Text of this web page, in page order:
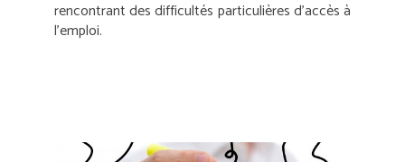
rencontrant des difficultés particulières d’accès à
l’emploi.